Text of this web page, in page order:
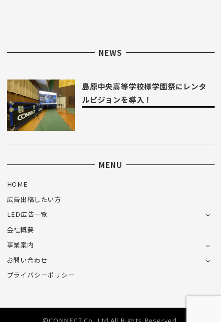
NEWS
島原中央高等学校様学園祭にレンタ
ルビジョンを導入！
MENU
HOME
広告出稿したい方
LED広告一覧
会社概要
事業案内
お問い合わせ
プライバシーポリシー